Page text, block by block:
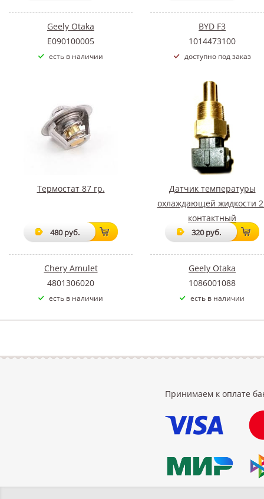
Geely Otaka
E090100005
есть в наличии
BYD F3
1014473100
доступно под заказ
Термостат 87 гр.
480 руб.
Chery Amulet
4801306020
есть в наличии
Датчик температуры
охлаждающей жидкости
контактный
320 руб.
Geely Otaka
1086001088
есть в наличии
Принимаем к оплате